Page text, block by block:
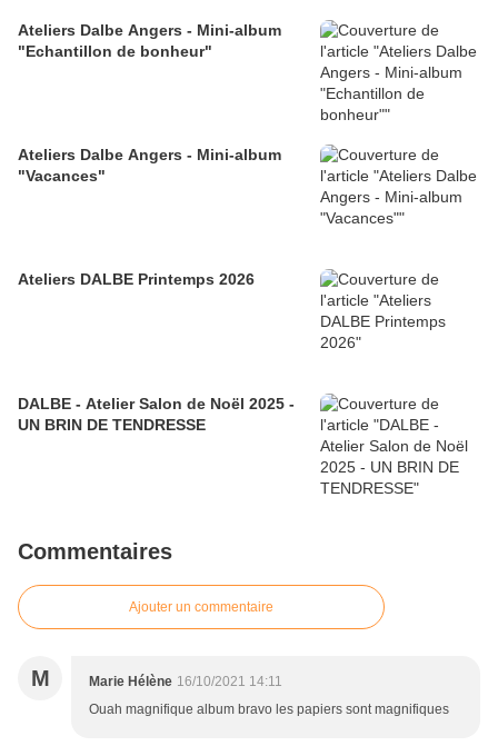
Ateliers Dalbe Angers - Mini-album
"Echantillon de bonheur"
Ateliers Dalbe Angers - Mini-album
"Vacances"
Ateliers DALBE Printemps 2026
DALBE - Atelier Salon de Noël 2025 -
UN BRIN DE TENDRESSE
Commentaires
Ajouter un commentaire
M Marie Hélène 16/10/2021 14:11
Ouah magnifique album bravo les papiers sont magnifiques